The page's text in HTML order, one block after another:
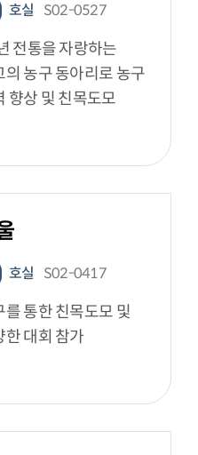
호실 S02-0527
전통을 자랑하는
의 농구 동아리로 농구
향상 및 친목도모
호실 S02-0417
를 통한 친목도모 및
한 대회 참가